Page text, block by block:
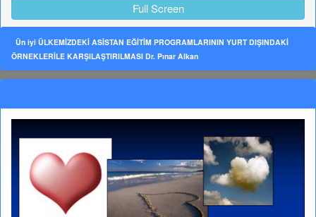
Full Screen
Ün iyi ÜLKEMİZDEKİ ASİSTAN EĞİTİM PROGRAMLARININ YURT DIŞINDAKİ
ÖRNEKLERİLE KARŞILAŞTIRILMASI Dr. Pınar Alkan